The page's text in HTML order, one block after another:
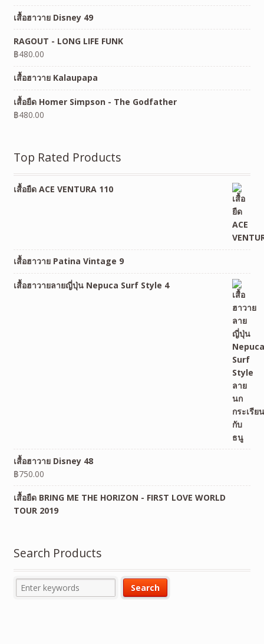
เสื้อฮาวาย Disney 49
RAGOUT - LONG LIFE FUNK
฿480.00
เสื้อฮาวาย Kalaupapa
เสื้อยืด Homer Simpson - The Godfather
฿480.00
Top Rated Products
เสื้อยืด ACE VENTURA 110
เสื้อฮาวาย Patina Vintage 9
เสื้อฮาวายลายญี่ปุ่น Nepuca Surf Style 4
เสื้อฮาวาย Disney 48
฿750.00
เสื้อยืด BRING ME THE HORIZON - FIRST LOVE WORLD
TOUR 2019
Search Products